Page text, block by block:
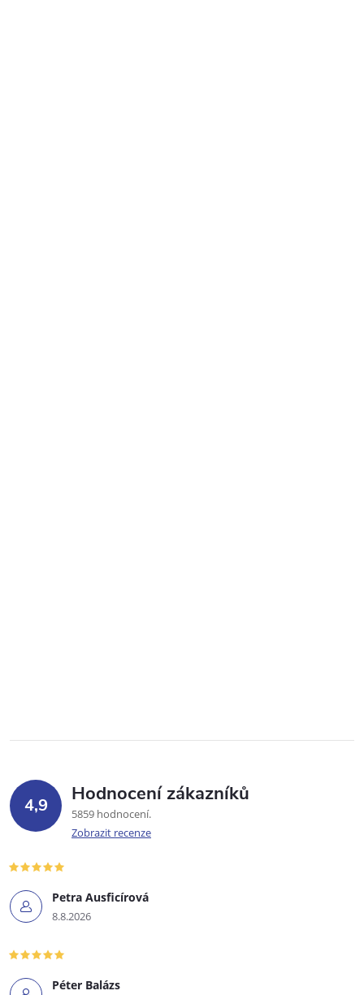
4,9 Hodnocení zákazníků
5859 hodnocení
Zobrazit recenze
Petra Ausficírová
8.8.2026
Péter Balázs